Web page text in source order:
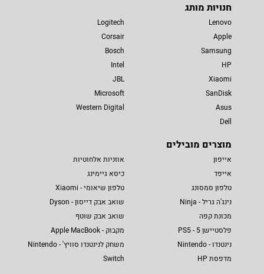
חנויות מותג
Lenovo
Apple
Samsung
HP
Xiaomi
SanDisk
Asus
Dell
Logitech
Corsair
Bosch
Intel
JBL
Microsoft
Western Digital
מוצרים מובילים
אייפון
אייפד
טלפון סמסונג
נינג'ה גריל - Ninja
מכונת קפה
פלסטיישן 5 - PS5
נינטנדו - Nintendo
מדפסת HP
אוזניות אלחוטיות
כיסא גיימינג
טלפון שיאומי - Xiaomi
שואב אבק דייסון - Dyson
שואב אבק שוטף
מקבוק - Apple MacBook
משחק לנינטנדו סוויץ' - Nintendo
Switch